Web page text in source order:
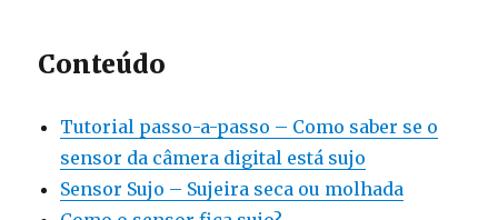
Conteúdo
Tutorial passo-a-passo – Como saber se o
sensor da câmera digital está sujo
Sensor Sujo – Sujeira seca ou molhada